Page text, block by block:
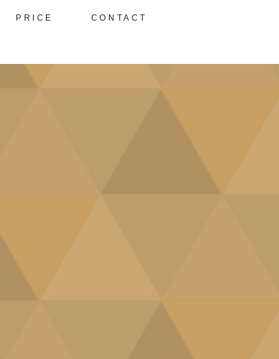
PRICE CONTACT